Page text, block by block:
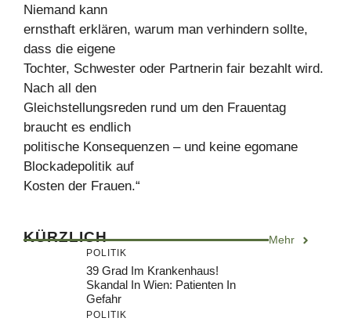
Niemand kann
ernsthaft erklären, warum man verhindern sollte,
dass die eigene
Tochter, Schwester oder Partnerin fair bezahlt wird.
Nach all den
Gleichstellungsreden rund um den Frauentag
braucht es endlich
politische Konsequenzen – und keine egomane
Blockadepolitik auf
Kosten der Frauen.“
KÜRZLICH Mehr
POLITIK
39 Grad Im Krankenhaus!
Skandal In Wien: Patienten In
Gefahr
POLITIK